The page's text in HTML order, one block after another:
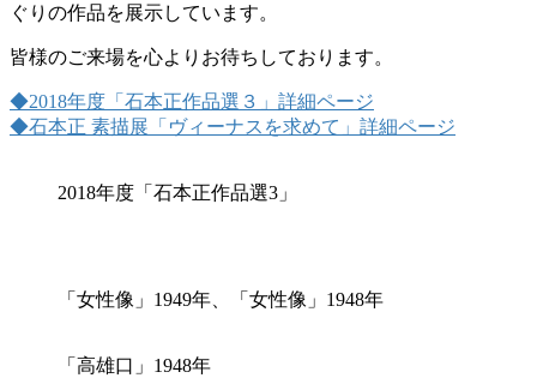
ぐりの作品を展示しています。
皆様のご来場を心よりお待ちしております。
◆2018年度「石本正作品選３」詳細ページ
◆石本正 素描展「ヴィーナスを求めて」詳細ページ
2018年度「石本正作品選3」
「女性像」1949年、「女性像」1948年
「高雄口」1948年